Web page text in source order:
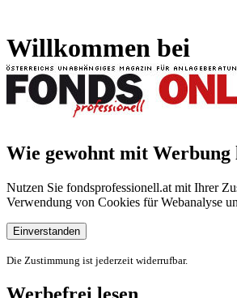
Willkommen bei
Wie gewohnt mit Werbung
Nutzen Sie fondsprofessionell.at mit Ihrer
Verwendung von Cookies für Webanalyse
Einverstanden
Die Zustimmung ist jederzeit widerrufbar.
Werbefrei lesen